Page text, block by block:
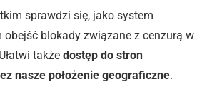
sprawdzi się, jako system
blokady związane z cenzurą w
także dostęp do stron
nasze położenie geograficzne.